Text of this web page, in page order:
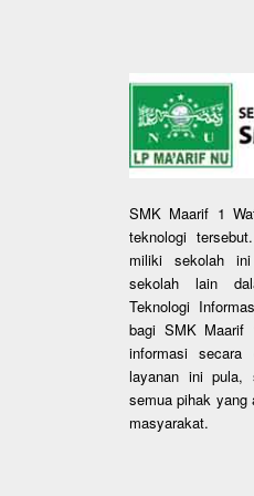
SMK Maarif 1
teknologi
miliki sekolah
sekolah lain
Teknologi
bagi SMK Maarif
informasi
layanan ini pula,
semua pihak yang
masyarakat.